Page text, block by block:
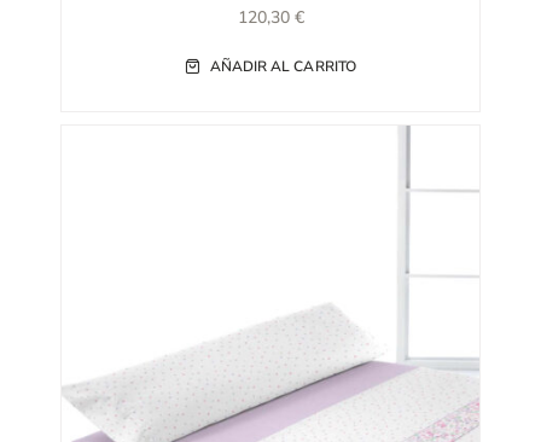
120,30 €
AÑADIR AL CARRITO